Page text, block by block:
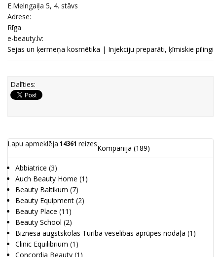
E.Melngaiļa 5, 4. stāvs
Adrese:
Rīga
e-beauty.lv:
Sejas un ķermeņa kosmētika | Injekciju preparāti, ķīmiskie pīlingi
Dalīties:
Lapu apmeklēja 14361 reizesKompanija (189)
Abbiatrice (3)
Auch Beauty Home (1)
Beauty Baltikum (7)
Beauty Equipment (2)
Beauty Place (11)
Beauty School (2)
Biznesa augstskolas Turība veselības aprūpes nodaļa (1)
Clinic Equilibrium (1)
Concordia Beauty (1)